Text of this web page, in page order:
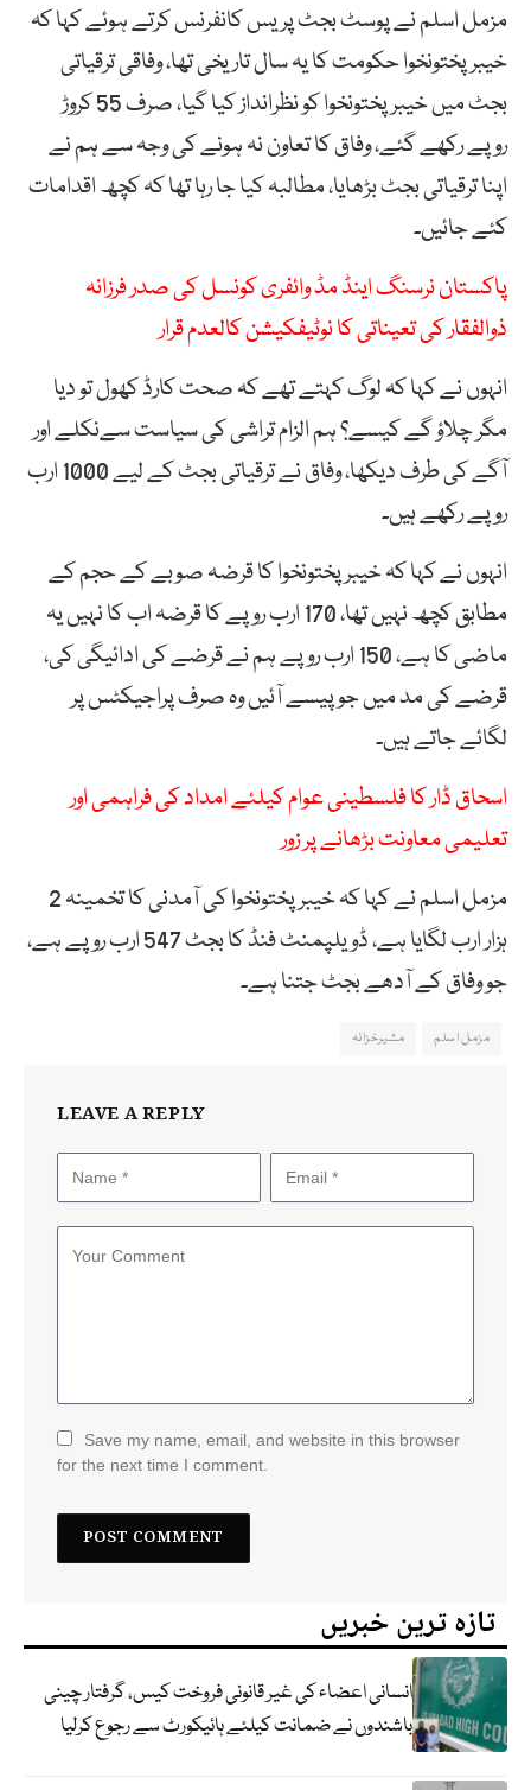
مزمل اسلم نے پوسٹ بجٹ پریس کانفرنس کرتے ہوئے کہا کہ
خیبرپختونخوا حکومت کا یہ سال تاریخی تھا، وفاقی ترقیاتی
بجٹ میں خیبر پختونخوا کو نظرانداز کیا گیا، صرف 55 کروڑ
روپے رکھے گئے، وفاق کا تعاون نہ ہونے کی وجہ سے ہم نے
اپنا ترقیاتی بجٹ بڑھایا، مطالبہ کیا جا رہا تھا کہ کچھ اقدامات
کئے جائیں۔
پاکستان نرسنگ اینڈ مڈ وائفری کونسل کی صدر فرزانہ
ذوالفقار کی تعیناتی کا نوٹیفکیشن کالعدم قرار
انہوں نے کہا کہ لوگ کہتے تھے کہ صحت کارڈ کھول تو دیا
مگر چلاؤ گے کیسے؟ ہم الزام تراشی کی سیاست سےنکلے اور
آگے کی طرف دیکھا، وفاق نے ترقیاتی بجٹ کے لیے 1000 ارب
روپے رکھے ہیں۔
انہوں نے کہا کہ خیبر پختونخوا کا قرضہ صوبے کے حجم کے
مطابق کچھ نہیں تھا، 170 ارب روپے کا قرضہ اب کا نہیں یہ
ماضی کا ہے، 150 ارب روپے ہم نے قرضے کی ادائیگی کی،
قرضے کی مد میں جو پیسے آئیں وہ صرف پراجیکٹس پر
لگائے جاتے ہیں۔
اسحاق ڈار کا فلسطینی عوام کیلئے امداد کی فراہمی اور
تعلیمی معاونت بڑھانے پر زور
مزمل اسلم نے کہا کہ خیبر پختونخوا کی آمدنی کا تخمینہ 2
ہزار ارب لگایا ہے، ڈویلپمنٹ فنڈ کا بجٹ 547 ارب روپے ہے،
جو وفاق کے آدھے بجٹ جتنا ہے۔
مزمل اسلم مشیرخزانہ
LEAVE A REPLY
Save my name, email, and website in this browser
for the next time I comment.
تازہ ترین خبریں
انسانی اعضاء کی غیر قانونی فروخت کیس، گرفتار چینی
باشندوں نے ضمانت کیلئے ہائیکورٹ سے رجوع کرلیا